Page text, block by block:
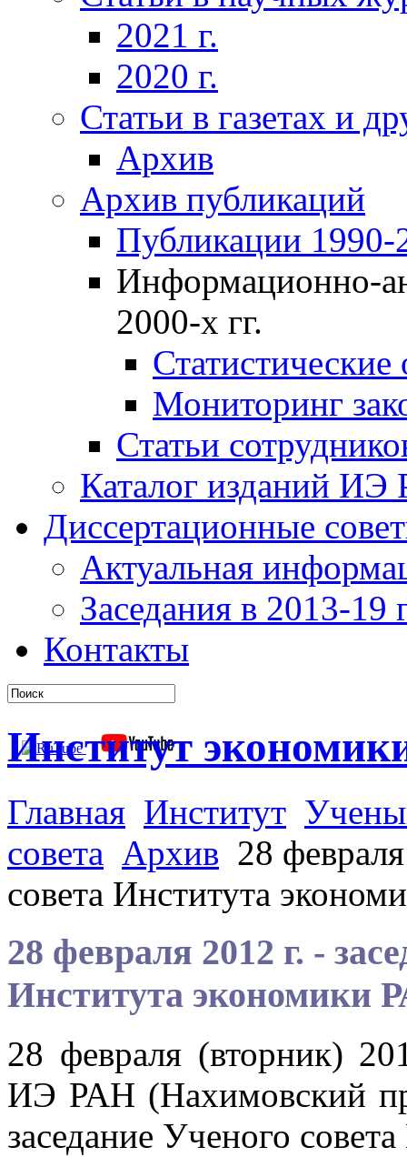
2021 г.
2020 г.
Статьи в газетах и
Архив
Архив публикаций
Публикации 1990-
Информационно-
2000-х гг.
Мониторинг
Статьи
Каталог изданий ИЭ
Диссертационные
Актуальная
Заседания в 2013-19
Контакты
Институт
Главная Институт
совета Архив 28
совета Института
28 февраля 2012 г. -
Института экономики
28 февраля (вторник)
ИЭ РАН (Нахимовский
заседание Ученого